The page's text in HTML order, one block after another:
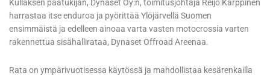
Kullaksen päätukijan, Dynaset Oy:n, toimitusjohtaja Reijo Karppinen
harrastaa itse enduroa ja pyörittää Ylöjärvellä Suomen
ensimmäistä ja edelleen ainoaa varta vasten motocrossia varten
rakennettua sisähallirataa, Dynaset Offroad Areenaa.
Rata on ympärivuotisessa käytössä ja mahdollistaa kesärenkailla